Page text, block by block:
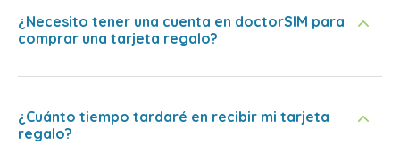
¿Necesito tener una cuenta en doctorSIM para
comprar una tarjeta regalo?
¿Cuánto tiempo tardaré en recibir mi tarjeta
regalo?